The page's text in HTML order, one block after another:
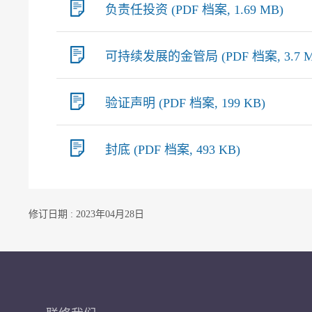
负责任投资 (PDF 档案, 1.69 MB)
可持续发展的金管局 (PDF 档案, 3.7
验证声明 (PDF 档案, 199 KB)
封底 (PDF 档案, 493 KB)
修订日期 : 2023年04月28日